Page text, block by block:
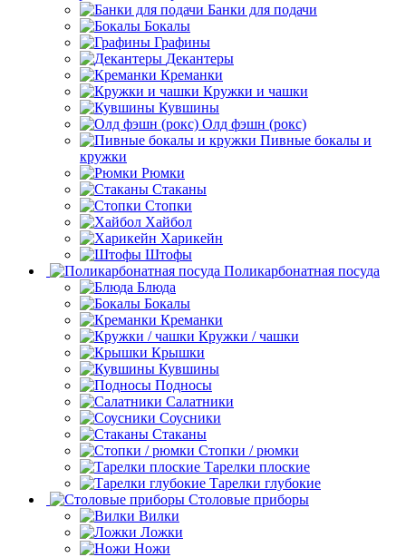
Банки для подачи
Бокалы
Графины
Декантеры
Креманки
Кружки и чашки
Кувшины
Олд фэшн (рокс)
Пивные бокалы и
кружки
Рюмки
Стаканы
Стопки
Хайбол
Харикейн
Штофы
Поликарбонатная посуда
Блюда
Бокалы
Креманки
Кружки / чашки
Крышки
Кувшины
Подносы
Салатники
Соусники
Стаканы
Стопки / рюмки
Тарелки плоские
Тарелки глубокие
Столовые приборы
Вилки
Ложки
Ножи